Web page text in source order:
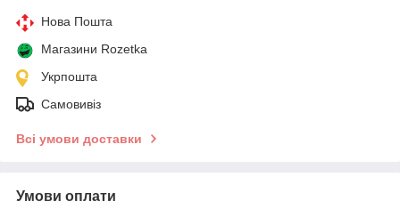
Нова Пошта
Магазини Rozetka
Укрпошта
Самовивіз
Всі умови доставки
Умови оплати